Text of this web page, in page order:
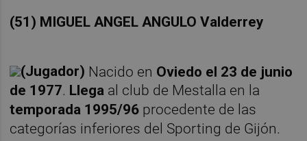
(51) MIGUEL ANGEL ANGULO Valderrey
(Jugador) Nacido en Oviedo el 23 de junio
de 1977. Llega al club de Mestalla en la
temporada 1995/96 procedente de las
categorías inferiores del Sporting de Gijón.